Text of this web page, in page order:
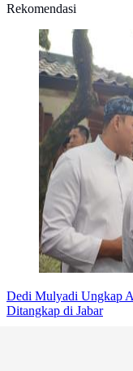
Rekomendasi
Dedi Mulyadi Ungkap
Ditangkap di Jabar